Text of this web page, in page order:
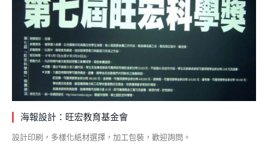
海報設計：旺宏教育基金會
設計印刷，多樣化紙材選擇，加工包裝，歡迎詢問。